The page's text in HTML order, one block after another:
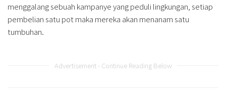
menggalang sebuah kampanye yang peduli lingkungan, setiap
pembelian satu pot maka mereka akan menanam satu
tumbuhan.
Advertisement - Continue Reading Below